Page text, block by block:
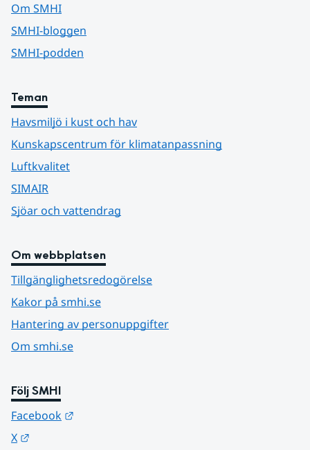
Om SMHI
SMHI-bloggen
SMHI-podden
Teman
Havsmiljö i kust och hav
Kunskapscentrum för klimatanpassning
Luftkvalitet
SIMAIR
Sjöar och vattendrag
Om webbplatsen
Tillgänglighetsredogörelse
Kakor på smhi.se
Hantering av personuppgifter
Om smhi.se
Följ SMHI
Facebook
X